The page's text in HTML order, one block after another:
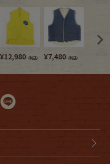
¥12,980 （税込） ¥7,480 （税込）